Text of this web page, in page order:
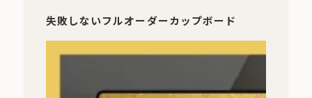
失敗しないフルオーダーカップボード